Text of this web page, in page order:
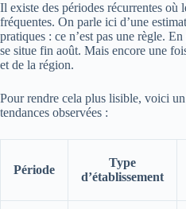
Il existe des périodes récurrentes où
fréquentes. On parle ici d’une
pratiques : ce n’est pas une règle.
se situe fin août. Mais encore une
et de la région.
Pour rendre cela plus lisible, voici
tendances observées :
Période
Type
d’établissement